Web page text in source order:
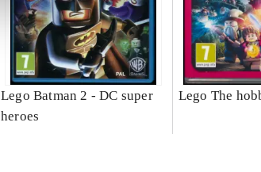
Lego Batman 2 - DC super
heroes
Lego The